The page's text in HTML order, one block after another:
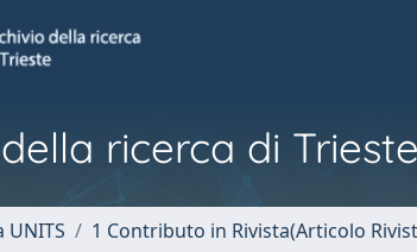
ricerca di Trieste
1 Contributo in Rivista(Articolo